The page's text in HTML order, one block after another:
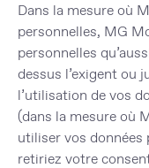
Dans la mesure où
personnelles, MG
personnelles
dessus l’exigent ou
l’utilisation de vos
(dans la mesure où
utiliser vos données
retiriez votre